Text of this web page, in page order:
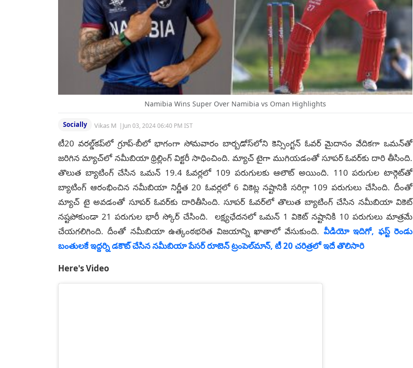
Namibia Wins Super Over Namibia vs Oman Highlights
Socially Vikas M | Jun 03, 2024 06:40 PM IST
టీ20 వ‌ర‌ల్డ్‌క‌ప్‌లో గ్రూప్-బీలో భాగంగా సోమవారం బార్బడోస్‌‌లోని కెన్సింగ్టన్ ఓవర్ మైదానం వేదికగా ఒమన్‌తో
జరిగిన మ్యాచ్‌లో నమీబియా థ్రిల్లింగ్ విక్టరీ సాధించింది. మ్యాచ్ టైగా ముగియడంతో సూపర్ ఓవర్‌కు దారి తీసింది.
తొలుత బ్యాటింగ్ చేసిన ఒమ‌న్ 19.4 ఓవ‌ర్ల‌లో 109 ప‌రుగుల‌కు ఆలౌట్ అయింది. 110 ప‌రుగుల టార్గెట్‌తో
బ్యాటింగ్ ఆరంభించిన న‌మీబియా నిర్ణీత 20 ఓవ‌ర్లలో 6 వికెట్ల న‌ష్టానికి సరిగ్గా 109 ప‌రుగులు చేసింది. దీంతో
మ్యాచ్ టై అవడంతో సూపర్ ఓవర్‌కు దారితీసింది. సూప‌ర్ ఓవ‌ర్‌లో తొలుత బ్యాటింగ్ చేసిన న‌మీబియా వికెట్
న‌ష్ట‌పోకుండా 21 ప‌రుగుల భారీ స్కోర్ చేసింది. ల‌క్ష్య‌ఛేద‌న‌లో ఒమ‌న్ 1 వికెట్ న‌ష్టానికి 10 పరుగులు మాత్ర‌మే
చేయగలిగింది. దీంతో నమీబియా ఉత్కంఠభరిత విజయాన్ని ఖాతాలో వేసుకుంది. వీడియో ఇదిగో, ఫస్ట్ రెండు
బంతులకే ఇద్దర్ని డకౌట్ చేసిన నమీబియా పేసర్ రూబెన్ ట్రంపెల్‌మాన్, టీ 20 చరిత్రలో ఇదే తొలిసారి
Here's Video